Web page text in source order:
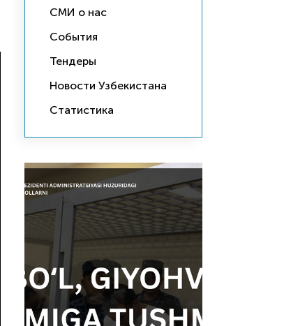
СМИ о нас
События
Тендеры
Новости Узбекистана
Статистика